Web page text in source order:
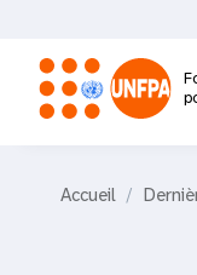
contenu
principal
Accueil